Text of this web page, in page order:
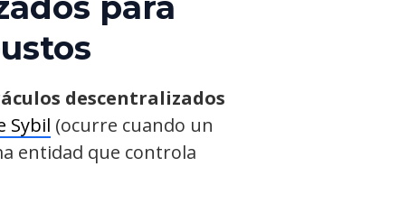
descentralizados
Sybil (ocurre cuando un
entidad que controla